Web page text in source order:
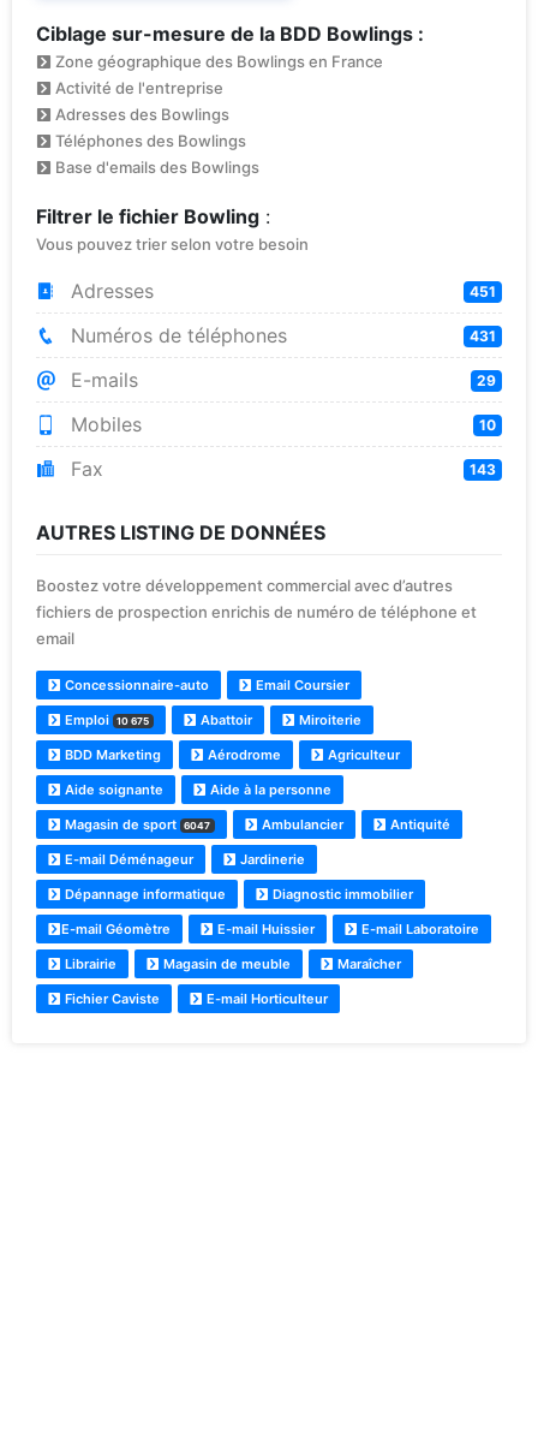
Ciblage sur-mesure de la BDD Bowlings :
Zone géographique des Bowlings en France
Activité de l'entreprise
Adresses des Bowlings
Téléphones des Bowlings
Base d'emails des Bowlings
Filtrer le fichier Bowling :
Vous pouvez trier selon votre besoin
Adresses 451
Numéros de téléphones 431
E-mails 29
Mobiles 10
Fax 143
AUTRES LISTING DE DONNÉES
Boostez votre développement commercial avec d’autres
fichiers de prospection enrichis de numéro de téléphone et
email
Concessionnaire-auto Email Coursier
Emploi 10 675 Abattoir Miroiterie
BDD Marketing Aérodrome Agriculteur
Aide soignante Aide à la personne
Magasin de sport 6047 Ambulancier Antiquité
E-mail Déménageur Jardinerie
Dépannage informatique Diagnostic immobilier
E-mail Géomètre E-mail Huissier E-mail Laboratoire
Librairie Magasin de meuble Maraîcher
Fichier Caviste E-mail Horticulteur